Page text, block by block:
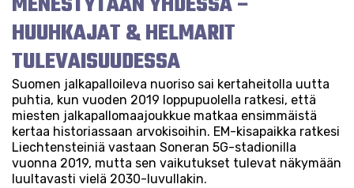
HUUHKAJAT & HELMARIT
TULEVAISUUDESSA
Suomen jalkapalloileva nuoriso sai kertaheitolla uutta
puhtia, kun vuoden 2019 loppupuolella ratkesi, että
miesten jalkapallomaajoukkue matkaa ensimmäistä
kertaa historiassaan arvokisoihin. EM-kisapaikka ratkesi
Liechtensteiniä vastaan Soneran 5G-stadionilla
vuonna 2019, mutta sen vaikutukset tulevat näkymään
luultavasti vielä 2030-luvullakin.